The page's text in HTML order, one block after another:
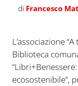
di Francesco
L’associazione
Biblioteca
ecosostenibile”,